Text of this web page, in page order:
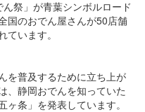
祭」が青葉シンボルロード
国のおでん屋さんが50店舗
います。
を普及するために立ち上が
、静岡おでんを知っていた
条」を発表しています。